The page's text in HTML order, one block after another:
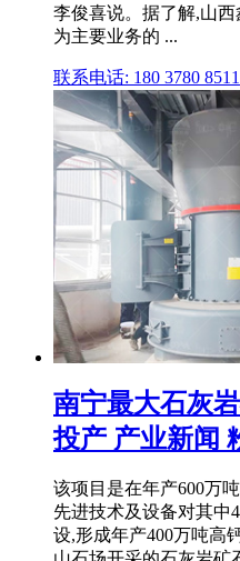
李俊喜说。据了解,山
为主要业务的 ...
联系电话: 180 3780 8511
南宁最大石灰
投产 产业新闻
该项目是在年产600万
先进技术及设备对其中
设,形成年产400万吨高